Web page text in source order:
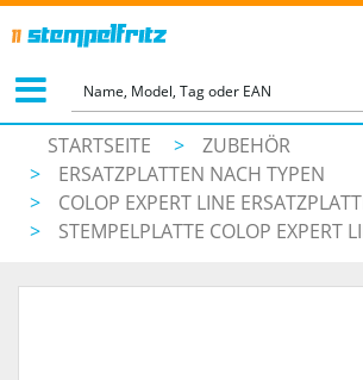
STARTSEITE >
ZUBEHÖR
>
ERSATZPLATTEN NACH TYPEN
>
COLOP EXPERT LINE
>
STEMPELPLATTE COLOP EXPERT